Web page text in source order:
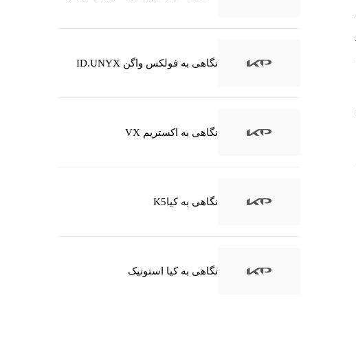
نگاهی به فولکس واگن ID.UNYX
نگاهی به اکستریم VX
نگاهی به کیاK5
نگاهی به کیا استونیک